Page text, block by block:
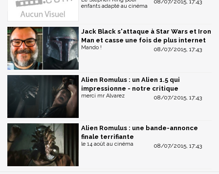
enfants adapté au cinéma
Jack Black s'attaque à Star Wars et Iron
Man et casse une fois de plus internet
08/07/2015, 17:43
Mando !
Alien Romulus : un Alien 1.5 qui
impressionne - notre critique
08/07/2015, 17:43
merci mr Alvarez
Alien Romulus : une bande-annonce
finale terrifiante
08/07/2015, 17:43
le 14 août au cinéma